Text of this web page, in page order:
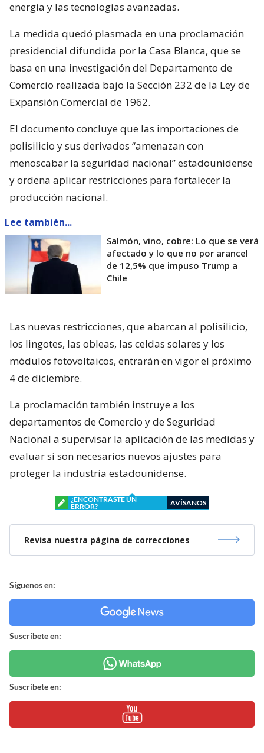
energía y las tecnologías avanzadas.
La medida quedó plasmada en una proclamación
presidencial difundida por la Casa Blanca, que se
basa en una investigación del Departamento de
Comercio realizada bajo la Sección 232 de la Ley de
Expansión Comercial de 1962.
El documento concluye que las importaciones de
polisilicio y sus derivados “amenazan con
menoscabar la seguridad nacional” estadounidense
y ordena aplicar restricciones para fortalecer la
producción nacional.
Lee también...
Salmón, vino, cobre: Lo que se verá
afectado y lo que no por arancel
de 12,5% que impuso Trump a
Chile
Las nuevas restricciones, que abarcan al polisilicio,
los lingotes, las obleas, las celdas solares y los
módulos fotovoltaicos, entrarán en vigor el próximo
4 de diciembre.
La proclamación también instruye a los
departamentos de Comercio y de Seguridad
Nacional a supervisar la aplicación de las medidas y
evaluar si son necesarios nuevos ajustes para
proteger la industria estadounidense.
¿ENCONTRASTE UN
ERROR?
AVÍSANOS
Revisa nuestra página de correcciones
Síguenos en:
Suscríbete en:
Suscríbete en: